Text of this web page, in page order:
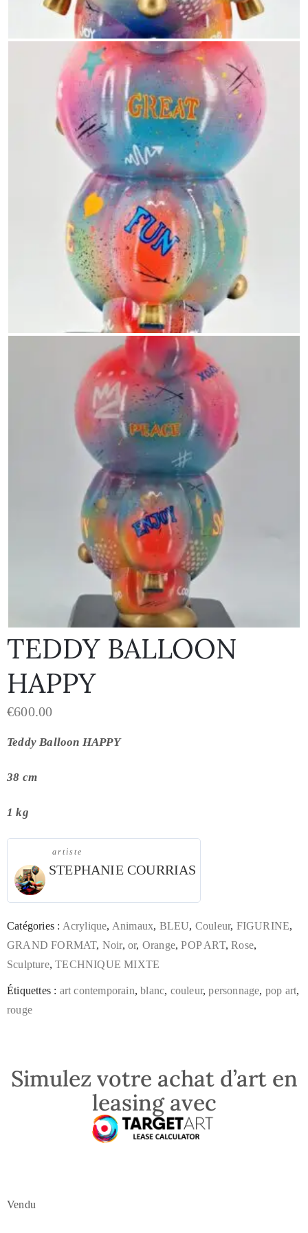
TEDDY BALLOON
HAPPY
€600.00
Teddy Balloon HAPPY
38 cm
1 kg
artiste
STEPHANIE COURRIAS
Catégories : Acrylique, Animaux, BLEU, Couleur, FIGURINE,
GRAND FORMAT, Noir,or, Orange,POP ART,Rose,
Sculpture,TECHNIQUE MIXTE
Étiquettes : art contemporain,blanc, couleur,personnage, pop art,
rouge
Simulez votre achat d’art en
leasing avec
Vendu